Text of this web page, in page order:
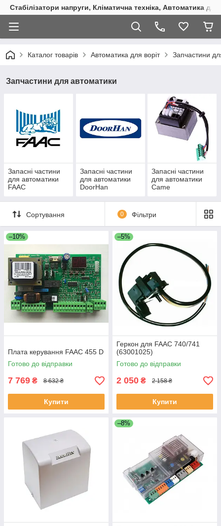
Стабілізатори напруги, Кліматична техніка, Автоматика
Каталог товарів Автоматика для воріт Запчастини
Запчастини для автоматики
Запасні частини
для автоматики
FAAC
Запасні частини
для автоматики
DoorHan
Запасні частини
для автоматики
Came
Сортування 0 Фільтри
–10%
Плата керування FAAC 455 D
Готово до відправки
7 769 ₴ 8 632 ₴
Купити
–5%
Геркон для FAAC 740/741
(63001025)
Готово до відправки
2 050 ₴ 2 158 ₴
Купити
–8%